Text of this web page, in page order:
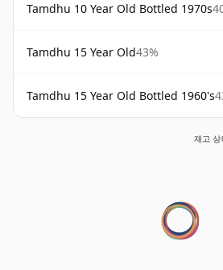
Tamdhu 10 Year Old Bottled 1970s
Tamdhu 15 Year Old43%
Tamdhu 15 Year Old Bottled 1960's
재고 상